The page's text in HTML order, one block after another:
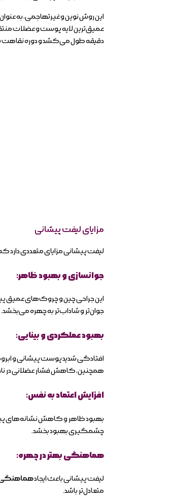
دقیقه طول می‌کشد و دوره نقاهت
مزایای لیفت پیشانی
لیفت پیشانی مزایای متعددی
جوانسازی و بهبود ظاهر:
این جراحی چین و چروک‌های عمیق
جوان‌تر و شاداب‌تر به چهره می‌بخشد.
بهبود عملکردی و بینایی:
افتادگی شدید پوست پیشانی و
همچنین، کاهش فشار عضلانی در
افزایش اعتماد به نفس:
بهبود ظاهر و کاهش نشانه‌های
چشمگیری بهبود بخشد.
هماهنگی بهتر در چهره:
لیفت پیشانی باعث ایجادهماهنگی
متعادل‌تر باشد.